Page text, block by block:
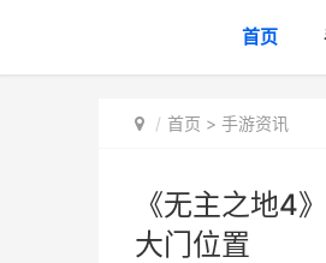
首页
首页 > 手游资讯
《无主之地4
大门位置